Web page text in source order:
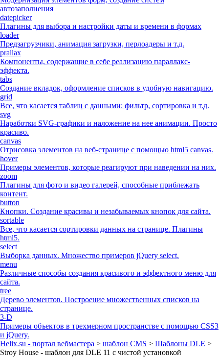
автозаполнения
datepicker
Плагины для выбора и настройки даты и времени в формах
loader
Предзагрузчики, анимация загрузки, перлоадеры и т.д.
prallax
Компоненты, содержащие в себе реализацию параллакс-
эффекта.
tabs
Создание вкладок, оформление списков в удобную навигацию.
grid
Все, что касается таблиц с данными: фильтр, сортировка и т.д.
svg
Наработки SVG-графики и наложение на нее анимации. Просто
красиво.
canvas
Отрисовка элементов на веб-странице с помощью html5 canvas.
hover
Примеры элементов, которые реагируют при наведении на них.
zoom
Плагины для фото и видео галерей, способные приблежать
контент.
button
Кнопки. Создание красивы и незабываемых кнопок для сайта.
sortable
Все, что касается сортировки данных на странице. Плагины
html5.
select
Выборка данных. Множество примеров jQuery select.
menu
Различные способы создания красивого и эффектного меню для
сайта.
tree
Дерево элементов. Построение множественных списков на
странице.
3-D
Примеры объектов в трехмерном пространстве с помощью CSS3
и jQuery.
Helix.su - портал вебмастера > шаблон CMS > Шаблоны DLE >
Stroy House - шаблон для DLE 11 с чистой установкой